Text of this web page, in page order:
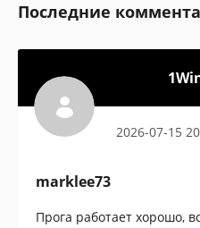
Последние
2026-07-15
marklee73
Прога работает хорошо,